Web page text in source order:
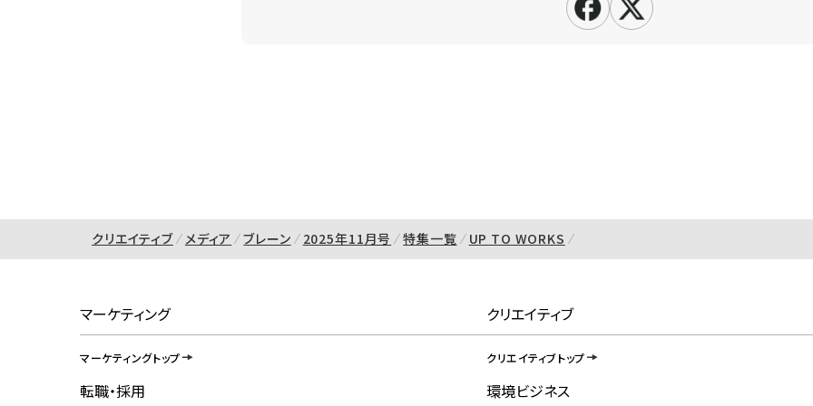
クリエイティブ メディア ブレーン 2025年11月号 特集一覧 UP TO WORKS
マーケティング
マーケティングトップ
クリエイティブ
クリエイティブトップ
転職・採用 環境ビジネス